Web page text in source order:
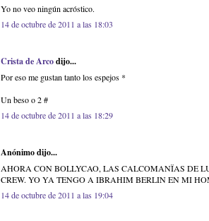
Yo no veo ningún acróstico.
14 de octubre de 2011 a las 18:03
Crista de Arcodijo...
Por eso me gustan tanto los espejos *
Un beso o 2 #
14 de octubre de 2011 a las 18:29
Anónimo dijo...
AHORA CON BOLLYCAO, LAS CALCOMANÏAS DE
CREW. YO YA TENGO A IBRAHIM BERLIN EN MI
14 de octubre de 2011 a las 19:04